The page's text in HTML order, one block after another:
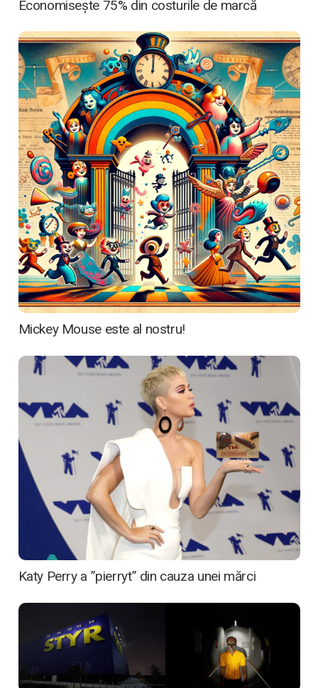
Acasă
Cine suntem
Ce oferim
Media
Articole
Contactează-ne
Economisește 75% din costurile de marcă
Mickey Mouse este al nostru!
Katy Perry a ”pierryt” din cauza unei mărci